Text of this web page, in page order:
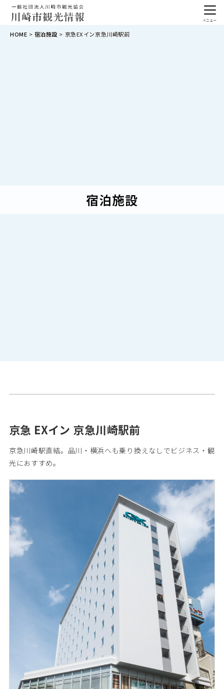
HOME 宿泊施設 京急EXイン京急川崎駅前
宿泊施設
京急 EXイン 京急川崎駅前
京急川崎駅直結。品川・横浜へも乗り換えなしでビジネス・観
光におすすめ。
メニュー